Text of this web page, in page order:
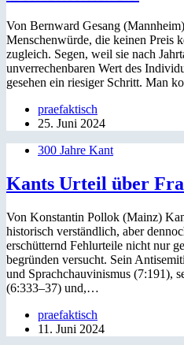
Von Bernward Gesang
Menschenwürde, die keinen Preis
zugleich. Segen, weil sie nach
unverrechenbaren Wert des
gesehen ein riesiger Schritt. Man
praefaktisch
25. Juni 2024
300 Jahre Kant
Kants Urteil über
Von Konstantin Pollok (Mainz)
historisch verständlich, aber
erschütternd Fehlurteile nicht nur
begründen versucht. Sein
und Sprachchauvinismus (7:191),
(6:333–37) und,…
praefaktisch
11. Juni 2024